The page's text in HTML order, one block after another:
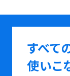
すべて
使いこ